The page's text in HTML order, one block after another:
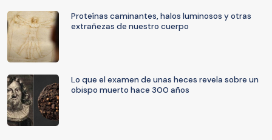
Proteínas caminantes, halos luminosos y otras
extrañezas de nuestro cuerpo
Lo que el examen de unas heces revela sobre un
obispo muerto hace 300 años